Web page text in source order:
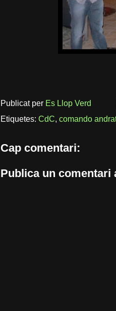
Publicat per Es Llop Verd
Etiquetes: CdC, comando
Cap comentari:
Publica un comentari